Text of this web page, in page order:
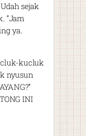
sejak
“Jam
ya.
kucluk
nyusun
INI